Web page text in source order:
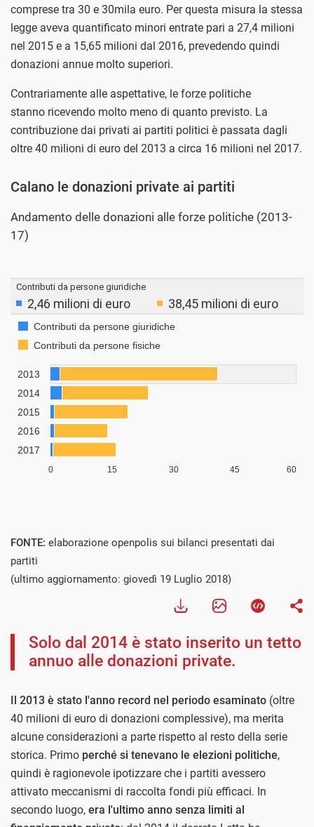
comprese tra 30 e 30mila euro. Per questa misura la stessa
legge aveva quantificato minori entrate pari a 27,4 milioni
nel 2015 e a 15,65 milioni dal 2016, prevedendo quindi
donazioni annue molto superiori.
Contrariamente alle aspettative, le forze politiche
stanno ricevendo molto meno di quanto previsto. La
contribuzione dai privati ai partiti politici è passata dagli
oltre 40 milioni di euro del 2013 a circa 16 milioni nel 2017.
Calano le donazioni private ai partiti
Andamento delle donazioni alle forze politiche (2013-
17)
FONTE: elaborazione openpolis sui bilanci presentati dai
partiti
(ultimo aggiornamento: giovedì 19 Luglio 2018)
Solo dal 2014 è stato inserito un tetto
annuo alle donazioni private.
Il 2013 è stato l'anno record nel periodo esaminato (oltre
40 milioni di euro di donazioni complessive), ma merita
alcune considerazioni a parte rispetto al resto della serie
storica. Primo perché si tenevano le elezioni politiche,
quindi è ragionevole ipotizzare che i partiti avessero
attivato meccanismi di raccolta fondi più efficaci. In
secondo luogo, era l'ultimo anno senza limiti al